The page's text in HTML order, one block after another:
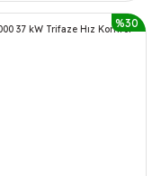
%30